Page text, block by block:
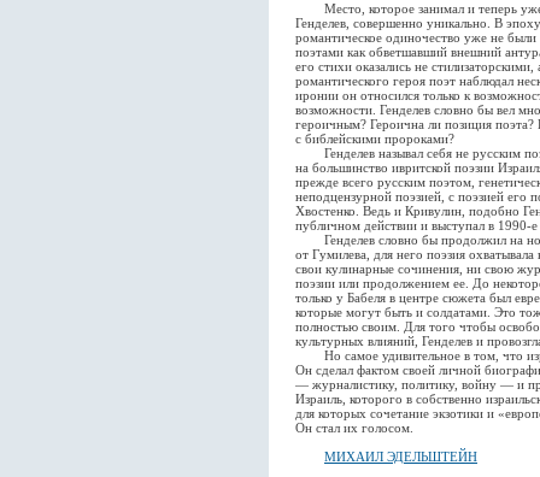
Место, которое занимал и теперь уже
Генделев, совершенно уникально. В
романтическое одиночество уже не
поэтами как обветшавший внешний
его стихи оказались не
романтического героя поэт наблюдал
иронии он относился только к
возможности. Генделев словно бы вел
героичным? Героична ли позиция
с библейскими пророками?
Генделев называл себя не русским
на большинство ивритской поэзии
прежде всего русским поэтом,
неподцензурной поэзией, с поэзией его
Хвостенко. Ведь и Кривулин, подобно
публичном действии и выступал в 1990-
Генделев словно бы продолжил на
от Гумилева, для него поэзия
свои кулинарные сочинения, ни свою
поэзии или продолжением ее. До
только у Бабеля в центре сюжета был
которые могут быть и солдатами. Это
полностью своим. Для того чтобы
культурных влияний, Генделев и
Но самое удивительное в том, что
Он сделал фактом своей личной
— журналистику, политику, войну — и
Израиль, которого в собственно
для которых сочетание экзотики и
Он стал их голосом.
МИХАИЛ ЭДЕЛЬШТЕЙН